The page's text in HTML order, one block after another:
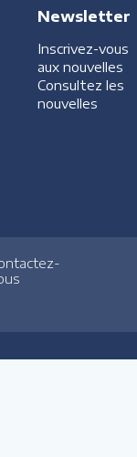
Newsletter
Inscrivez-vous
aux nouvelles
Consultez les
nouvelles